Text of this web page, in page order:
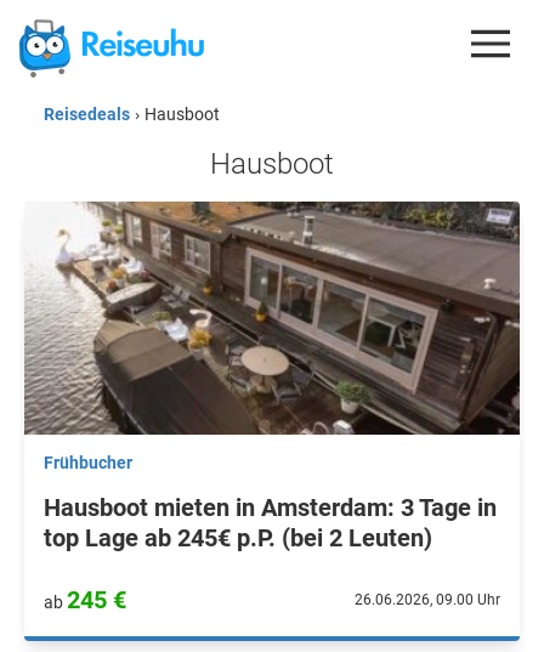
REISEDEALS
GUTSCHEINE
KREDITKARTEN
ESIM
REISEBLOG
Reisedeals › Hausboot
Hausboot
Frühbucher
Hausboot mieten in Amsterdam: 3 Tage in
top Lage ab 245€ p.P. (bei 2 Leuten)
ab245 € 26.06.2026, 09.00 Uhr